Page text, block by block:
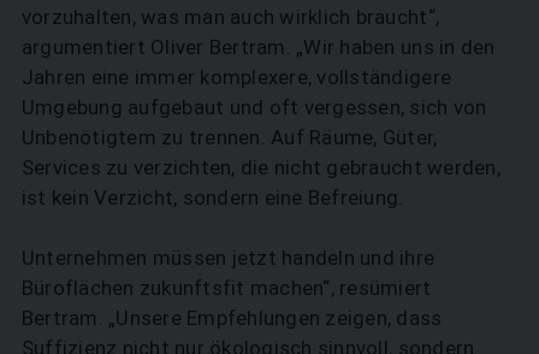
vorzuhalten, was man auch wirklich braucht“,
argumentiert Oliver Bertram. „Wir haben uns in den
Jahren eine immer komplexere, vollständigere
Umgebung aufgebaut und oft vergessen, sich von
Unbenötigtem zu trennen. Auf Räume, Güter,
Services zu verzichten, die nicht gebraucht werden,
ist kein Verzicht, sondern eine Befreiung.
Unternehmen müssen jetzt handeln und ihre
Büroflächen zukunftsfit machen“, resümiert
Bertram. „Unsere Empfehlungen zeigen, dass
Suffizienz nicht nur ökologisch sinnvoll, sondern